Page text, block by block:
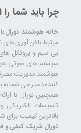
چرا باید شما
خانه هوشمند نورال
مرتبط با فن آوری
بی سیم و پروتکل های
سیستم های صوتی
هوشمند مدیریت مصرف
کننده دسترسی شما
تاسیسات الکتریکی
بالاترین کیفیت برای
نورال شریک کیفی و